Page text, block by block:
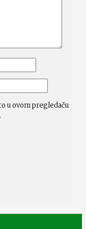
u ovom pregledaču